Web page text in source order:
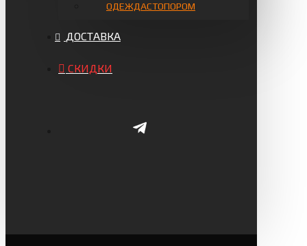
ОДЕЖДАСТОПОРОМ
ДОСТАВКА
СКИДКИ